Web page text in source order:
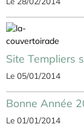
Site Templiers
Le 05/01/2014
Bonne Année
Le 01/01/2014